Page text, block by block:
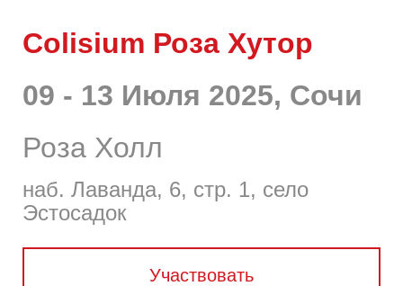
Colisium Роза Хутор
09 - 13 Июля 2025, Сочи
Роза Холл
наб. Лаванда, 6, стр. 1, село
Эстосадок
Участвовать